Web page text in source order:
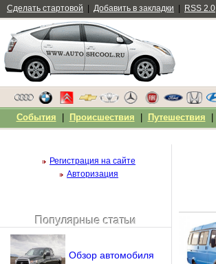
Регистрация на сайте
Авторизация
Напомнить пароль?
Популярные статьи
Обзор автомобиля
Сделать стартовой Добавить в закладки RSS 2.0
События Происшествия Путешествия